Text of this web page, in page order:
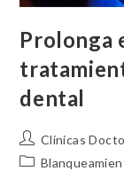
Prolonga
dental
Clínicas